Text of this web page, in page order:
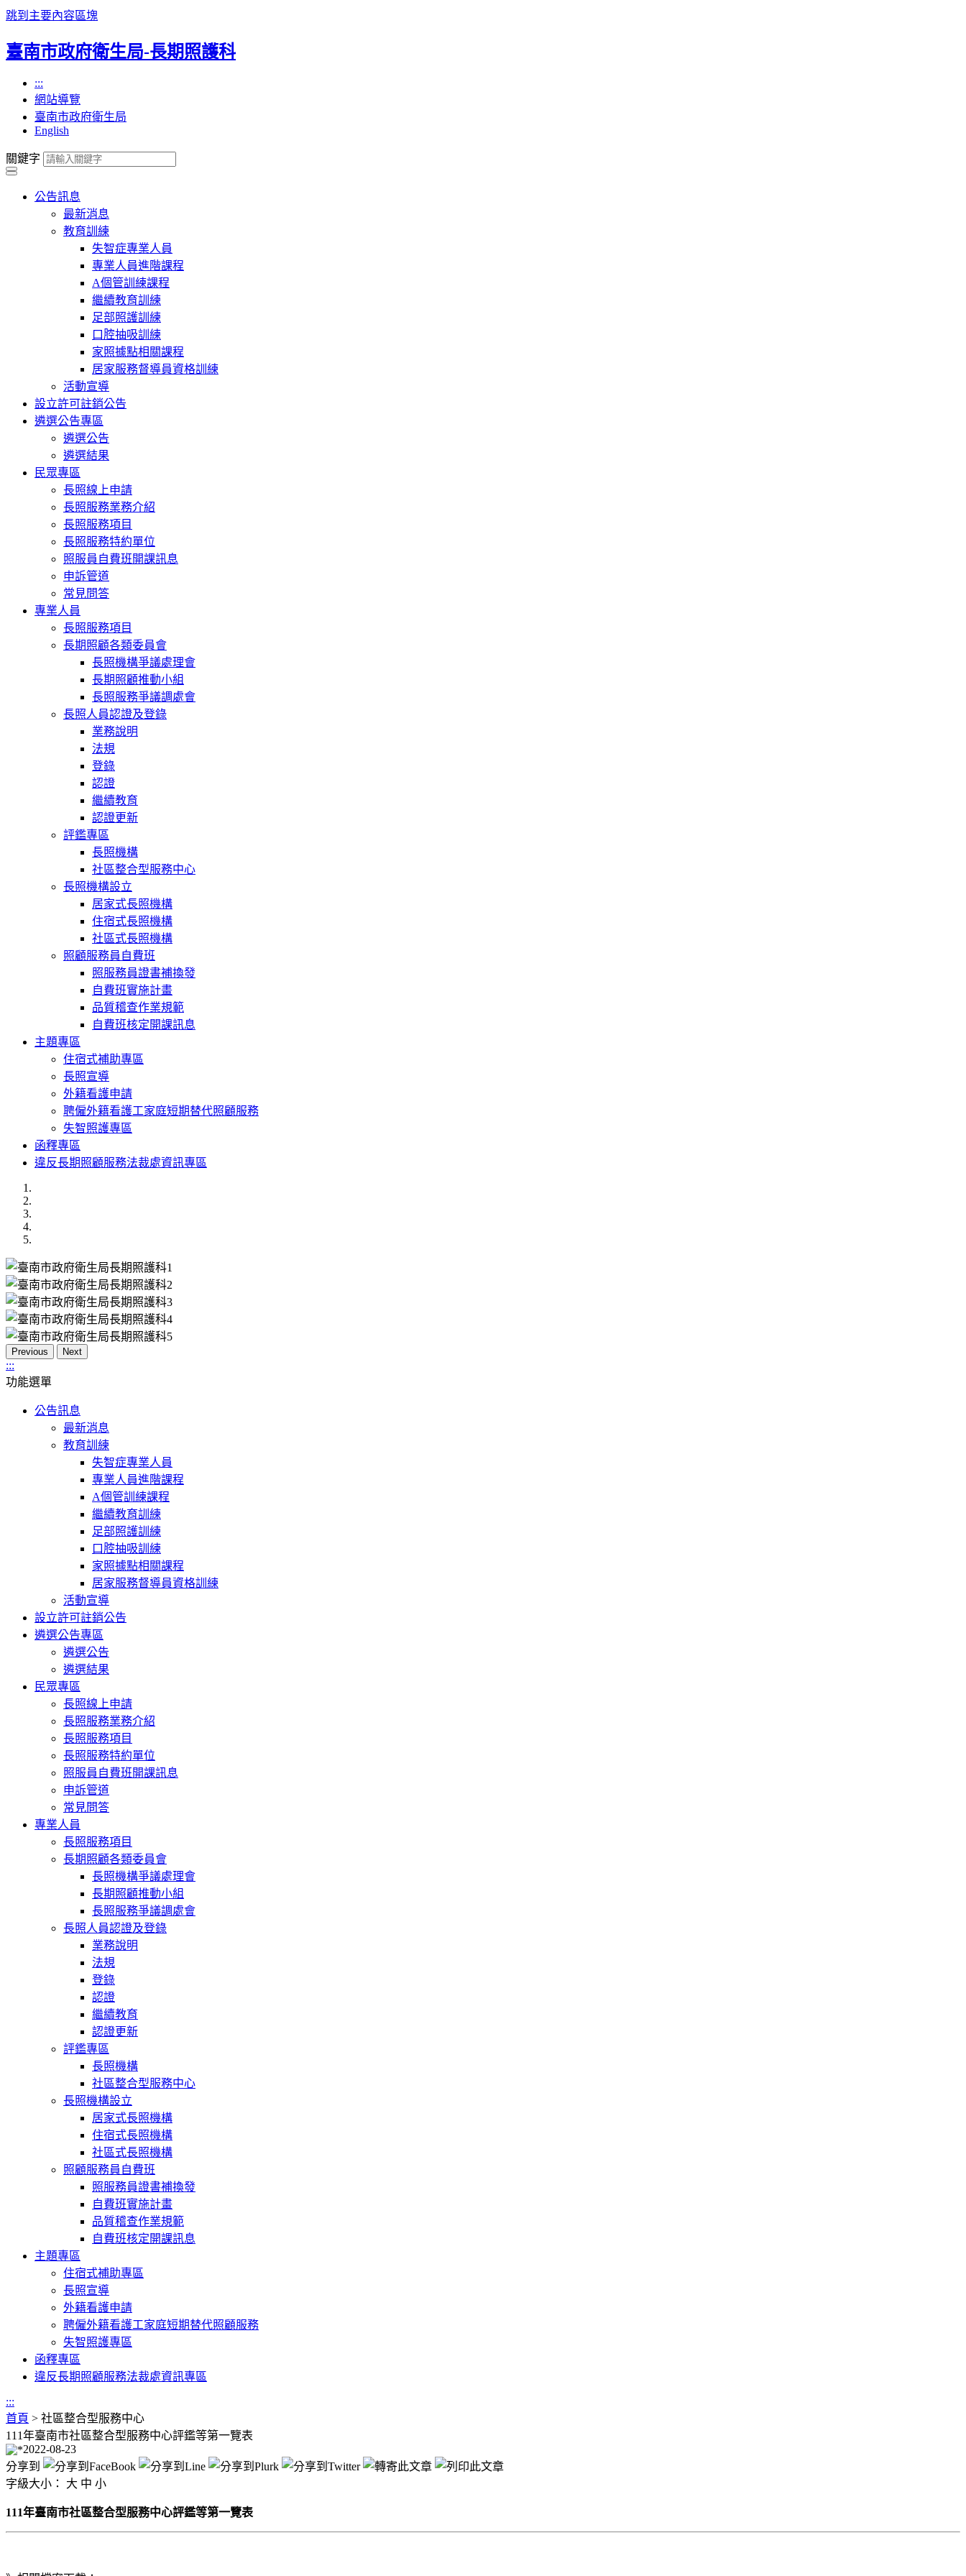
跳到主要內容區塊
臺南市政府衛生局-長期照護科
:::
網站導覽
臺南市政府衛生局
English
關鍵字
公告訊息
最新消息
教育訓練
失智症專業人員
專業人員進階課程
A個管訓練課程
繼續教育訓練
足部照護訓練
口腔抽吸訓練
家照據點相關課程
居家服務督導員資格訓練
活動宣導
設立許可註銷公告
遴選公告專區
遴選公告
遴選結果
民眾專區
長照線上申請
長照服務業務介紹
長照服務項目
長照服務特約單位
照服員自費班開課訊息
申訴管道
常見問答
專業人員
長照服務項目
長期照顧各類委員會
長照機構爭議處理會
長期照顧推動小組
長照服務爭議調處會
長照人員認證及登錄
業務說明
法規
登錄
認證
繼續教育
認證更新
評鑑專區
長照機構
社區整合型服務中心
長照機構設立
居家式長照機構
住宿式長照機構
社區式長照機構
照顧服務員自費班
照服務員證書補換發
自費班實施計畫
品質稽查作業規範
自費班核定開課訊息
主題專區
住宿式補助專區
長照宣導
外籍看護申請
聘僱外籍看護工家庭短期替代照顧服務
失智照護專區
函釋專區
違反長期照顧服務法裁處資訊專區
Previous Next
:::
功能選單
公告訊息
最新消息
教育訓練
失智症專業人員
專業人員進階課程
A個管訓練課程
繼續教育訓練
足部照護訓練
口腔抽吸訓練
家照據點相關課程
居家服務督導員資格訓練
活動宣導
設立許可註銷公告
遴選公告專區
遴選公告
遴選結果
民眾專區
長照線上申請
長照服務業務介紹
長照服務項目
長照服務特約單位
照服員自費班開課訊息
申訴管道
常見問答
專業人員
長照服務項目
長期照顧各類委員會
長照機構爭議處理會
長期照顧推動小組
長照服務爭議調處會
長照人員認證及登錄
業務說明
法規
登錄
認證
繼續教育
認證更新
評鑑專區
長照機構
社區整合型服務中心
長照機構設立
居家式長照機構
住宿式長照機構
社區式長照機構
照顧服務員自費班
照服務員證書補換發
自費班實施計畫
品質稽查作業規範
自費班核定開課訊息
主題專區
住宿式補助專區
長照宣導
外籍看護申請
聘僱外籍看護工家庭短期替代照顧服務
失智照護專區
函釋專區
違反長期照顧服務法裁處資訊專區
:::
首頁 > 社區整合型服務中心
111年臺南市社區整合型服務中心評鑑等第一覽表
2022-08-23
分享到
字級大小： 大 中 小
111年臺南市社區整合型服務中心評鑑等第一覽表